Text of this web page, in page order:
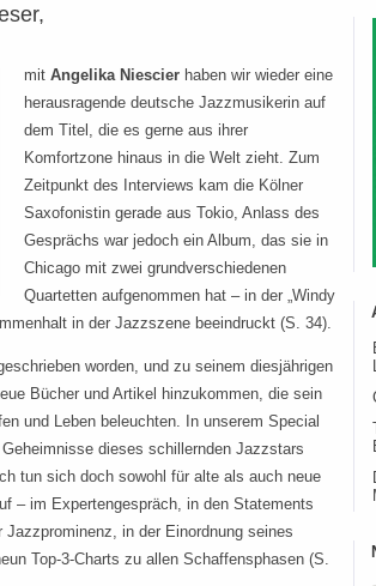
mit Angelika Niescier haben wir wieder eine
herausragende deutsche Jazzmusikerin auf
dem Titel, die es gerne aus ihrer
Komfortzone hinaus in die Welt zieht. Zum
Zeitpunkt des Interviews kam die Kölner
Saxofonistin gerade aus Tokio, Anlass des
Gesprächs war jedoch ein Album, das sie in
Chicago mit zwei grundverschiedenen
Quartetten aufgenommen hat – in der „Windy
in der Jazzszene beeindruckt (S. 34).
worden, und zu seinem diesjährigen
Bücher und Artikel hinzukommen, die sein
und Leben beleuchten. In unserem Special
dieses schillernden Jazzstars
tun sich doch sowohl für alte als auch neue
– im Expertengespräch, in den Statements
in der Einordnung seines
Top-3-Charts zu allen Schaffensphasen (S.